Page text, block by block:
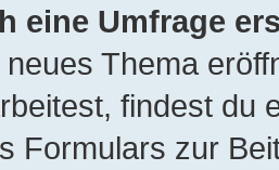
eine Umfrage
Thema
findest du
Formulars zur